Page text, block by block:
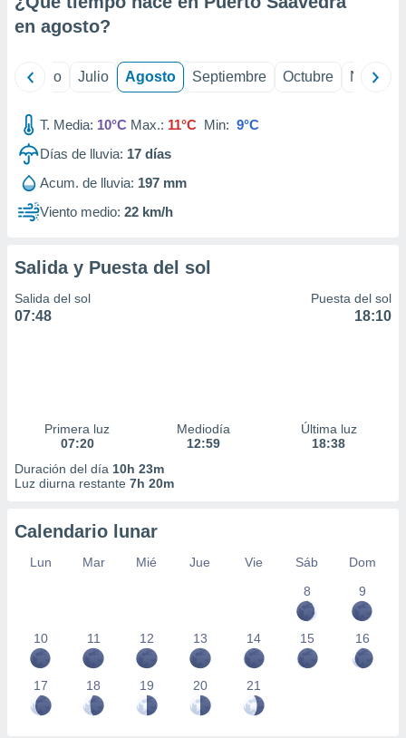
e
publicidad
publicidad
de
en agosto?
Junio Julio Agosto Septiembre Octubre
T. Media: 10°C Max.: 11°C Min: 9°C
Días de lluvia: 17 días
Acum. de lluvia: 197 mm
Viento medio: 22 km/h
Salida y Puesta del sol
Salida del sol
07:48
Puesta del sol
18:10
Primera luz
07:20
Mediodía
12:59
Última luz
18:38
Duración del día 10h 23m
Luz diurna restante 7h 20m
Calendario lunar
Lun Mar Mié Jue Vie Sáb
Dom
8
9
10 11 12 13 14 15 16
17 18 19 20 21